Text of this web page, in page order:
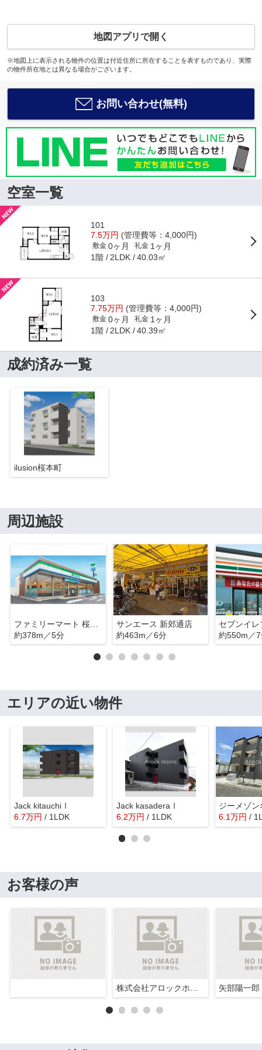
地図アプリで開く
※地図上に表示される物件の位置は付近住所に所在することを表すものであり、実際
の物件所在地とは異なる場合がございます。
お問い合わせ(無料)
空室一覧
101
7.5万円 (管理費等：4,000円)
敷金 0ヶ月 礼金 1ヶ月
1階 2LDK 40.03㎡
103
7.75万円 (管理費等：4,000円)
敷金 0ヶ月 礼金 1ヶ月
1階 2LDK 40.39㎡
成約済み一覧
ilusion桜本町
周辺施設
ファミリーマート 桜本町駅前店
約378m／5分
サンエース 新郊通店
約463m／6分
約550m／
エリアの近い物件
Jack kitauchiⅠ
6.7万円 / 1LDK
Jack kasaderaⅠ
6.2万円 / 1LDK 6.1万円 /
お客様の声
矢部陽一郎